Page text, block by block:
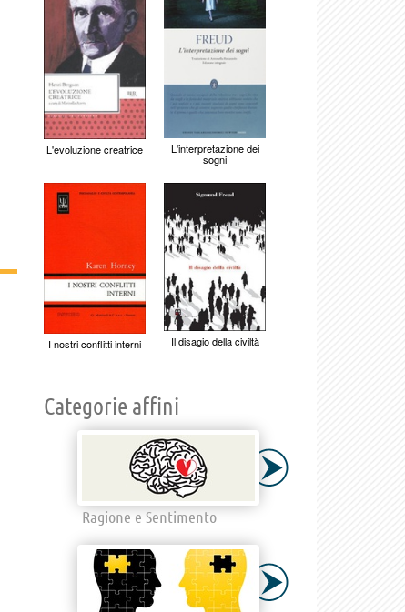
L'evoluzione creatrice L'interpretazione dei
sogni
I nostri conflitti interni Il disagio della civiltà
Categorie affini
Ragione e Sentimento